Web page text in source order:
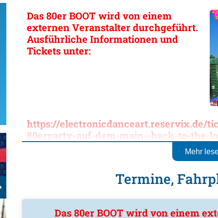
Das 80er BOOT wird von einem
externen Veranstalter durchgeführt.
Ausführliche Informationen und
Tickets unter:
https://electronicdanceart.reservix.de/
80erparty-auf-dem-main--back-to-the-
alternativ-in-frankfurt-am-main-
DAS 80er BOOT - Dein 80erBoot im Jahr 2026
Mehr
Termine,
Das 80er BOOT wird von einem